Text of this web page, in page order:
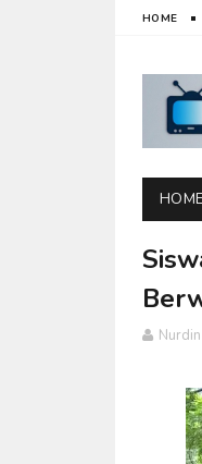
HOME
HOME
Nurdin